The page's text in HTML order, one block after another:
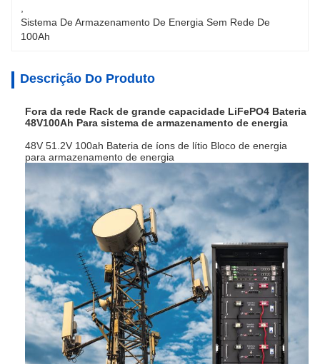
Sistema De Armazenamento De Energia Sem Rede De
100Ah
Descrição Do Produto
Fora da rede Rack de grande capacidade LiFePO4 Bateria
48V100Ah Para sistema de armazenamento de energia
48V 51.2V 100ah Bateria de íons de lítio Bloco de energia
para armazenamento de energia